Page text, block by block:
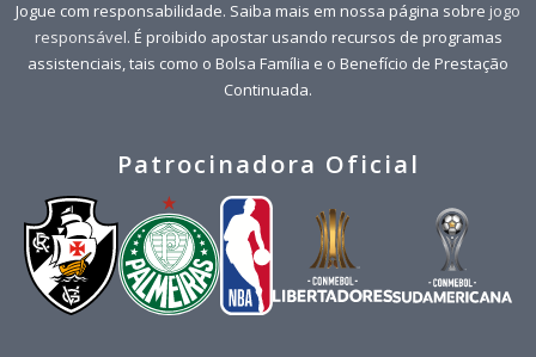
Jogue com responsabilidade. Saiba mais em nossa página sobre jogo
responsável. É proibido apostar usando recursos de programas
assistenciais, tais como o Bolsa Família e o Benefício de Prestação
Continuada.
Patrocinadora Oficial